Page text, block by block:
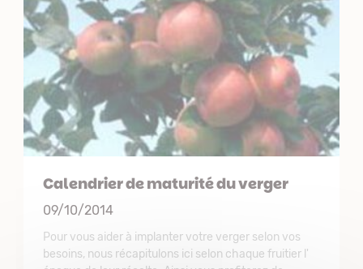
Calendrier de maturité du verger
09/10/2014
Pour vous aider à implanter votre verger selon vos
besoins, nous récapitulons ici selon chaque fruitier l'